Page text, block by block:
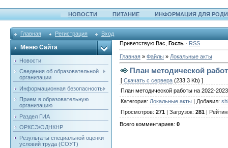
НОВОСТИ ПИТАНИЕ ИНФОРМАЦИЯ ДЛЯ
Главная Регистрация Вход
Меню Сайта
Новости
Сведения об образовательной
организации
Информационная безопасность
Прием в образовательную
организацию
Раздел ГИА
ОРКСЭ/ОДНКНР
Результаты специальной оценки
условий труда (СОУТ)
Приветствую Вас Гость · RSS
Главная » Файлы » Локальные акты
План методической
[ Скачать с сервера (233.3 Kb) ]
План методической работы на 2022-2023
Категория: Локальные акты Добавил:
Просмотров: 271 Загрузок: 281
Всего комментариев: 0